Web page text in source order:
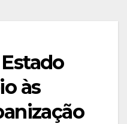
às